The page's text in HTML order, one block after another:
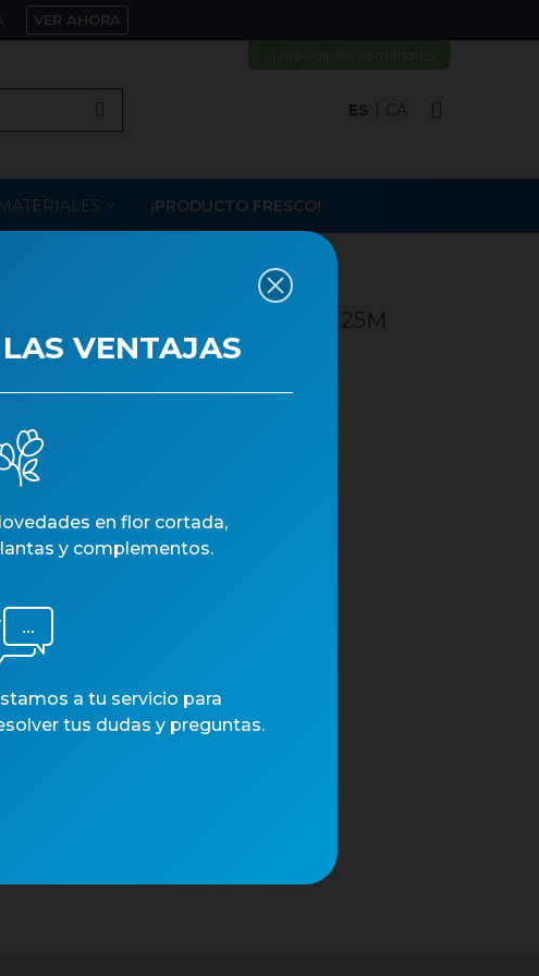
VER AHORA
ES CA
MATERIALES ¡PRODUCTO FRESCO!
BARROC 70CMX25M
VENTAJAS
en flor cortada,
y complementos.
a tu servicio para
tus dudas y preguntas.